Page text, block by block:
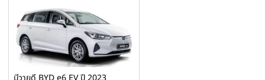
ภายในเดือน มิถุนายน 2566 นอกจากนี้ยังมาพร้อมกับแพคเกจ RÊVER
Care รวมมูลค่ากว่า 100,000 บาท ได้แก่ ฟรี! ประกันชั้น 1 ระยะเวลา1
ปี* ฟรี! บริการบำรุงรักษา ค่าแรง ค่าอะไหล่ 3 ปี หรือ 100,000 กม.*
โฮมชาร์จเจอร์พร้อมติดตั้ง(ตามเงื่อนไขที่กำหนด)* ฟรี! สายชาร์จเคลื่อ
AC Portable Charger ฟรี! ค่าจดทะเบียน* ฟรี! พรม ผ้ายาง กรอบป้